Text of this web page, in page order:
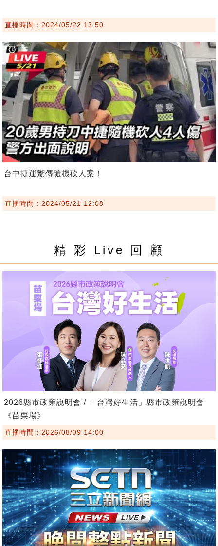
直播時間：2024/05/22 13:50
台中捷運驚傳隨機砍人案！
直播時間：2024/05/21 12:08
精 彩 Live 回 顧
2026縣市政策說明會 / 「台灣好生活」縣市政策說明會
《苗栗場》
直播時間：2026/08/09 14:00